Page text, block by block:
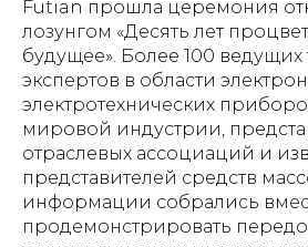
Futian прошла церемония
лозунгом «Десять лет
будущее». Более 100 ведущих
экспертов в области
электротехнических
мировой индустрии,
отраслевых ассоциаций и
представителей средств
информации собрались
продемонстрировать